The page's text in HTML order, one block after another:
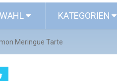
KATEGORIEN
Meringue Tarte